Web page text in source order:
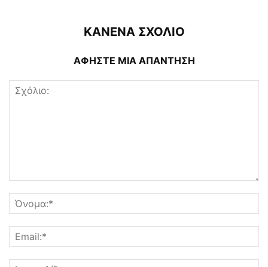
ΚΑΝΕΝΑ ΣΧΟΛΙΟ
ΑΦΗΣΤΕ ΜΙΑ ΑΠΑΝΤΗΣΗ